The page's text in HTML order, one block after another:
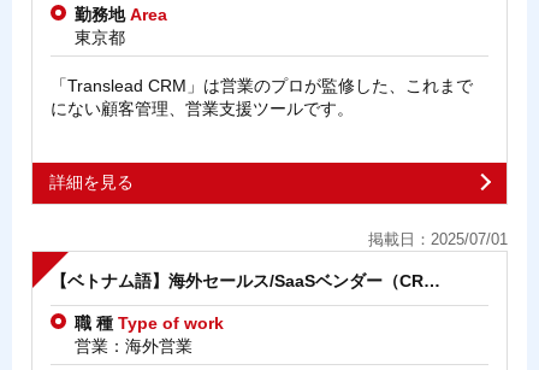
勤務地Area
東京都
「Translead CRM」は営業のプロが監修した、これまで
にない顧客管理、営業支援ツールです。
詳細を見る
掲載日：2025/07/01
【ベトナム語】海外セールス/SaaSベンダー（CR…
職 種 Type of work
営業：海外営業